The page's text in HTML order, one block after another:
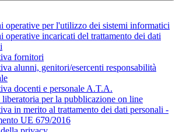
operative per l'utilizzo dei sistemi informatici
operative incaricati del trattamento dei dati
fornitori
alunni, genitori/esercenti responsabilità
docenti e personale A.T.A.
per la pubblicazione on line
in merito al trattamento dei dati personali -
UE 679/2016